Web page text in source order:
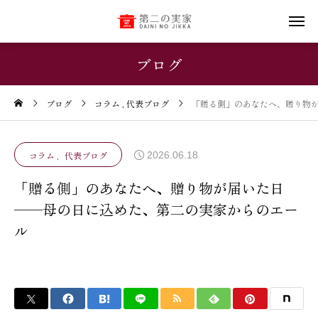
ブログ
ブログ コラム 代表ブログ 「贈る側」のあなたへ、贈り
コラム 代表ブログ 2026.06.18
「贈る側」のあなたへ、贈り物が届いた日
──母の日に込めた、第二の実家からのエー
ル